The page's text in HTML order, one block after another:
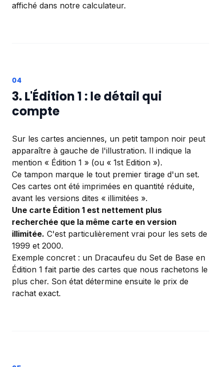
affiché dans notre calculateur.
3. L'Édition 1 : le détail qui
compte
Sur les cartes anciennes, un petit tampon noir peut
apparaître à gauche de l'illustration. Il indique la
mention « Édition 1 » (ou « 1st Edition »).
Ce tampon marque le tout premier tirage d'un set.
Ces cartes ont été imprimées en quantité réduite,
avant les versions dites « illimitées ».
Une carte Édition 1 est nettement plus
recherchée que la même carte en version
illimitée. C'est particulièrement vrai pour les sets de
1999 et 2000.
Exemple concret : un Dracaufeu du Set de Base en
Édition 1 fait partie des cartes que nous rachetons le
plus cher. Son état détermine ensuite le prix de
rachat exact.